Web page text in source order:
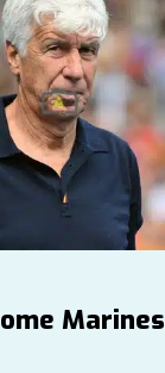
Marines